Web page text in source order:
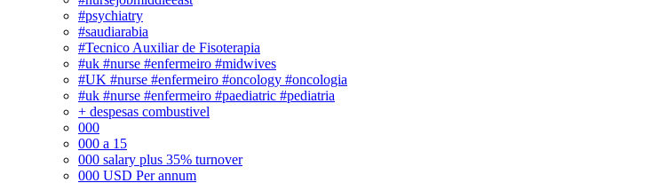
#psychiatry
#saudiarabia
#Tecnico Auxiliar de Fisoterapia
#uk #nurse #enfermeiro #midwives
#UK #nurse #enfermeiro #oncology #oncologia
#uk #nurse #enfermeiro #paediatric #pediatria
+ despesas combustivel
000
000 a 15
000 salary plus 35% turnover
000 USD Per annum